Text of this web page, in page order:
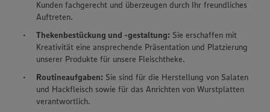
Kunden fachgerecht und überzeugen durch Ihr freundliches
Auftreten.
Thekenbestückung und -gestaltung: Sie erschaffen mit
Kreativität eine ansprechende Präsentation und Platzierung
unserer Produkte für unsere Fleischtheke.
Routineaufgaben: Sie sind für die Herstellung von Salaten
und Hackfleisch sowie für das Anrichten von Wurstplatten
verantwortlich.